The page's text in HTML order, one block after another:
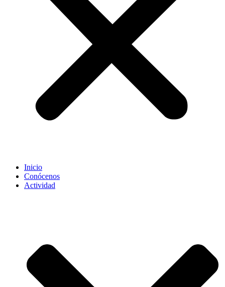
Inicio
Conócenos
Actividad